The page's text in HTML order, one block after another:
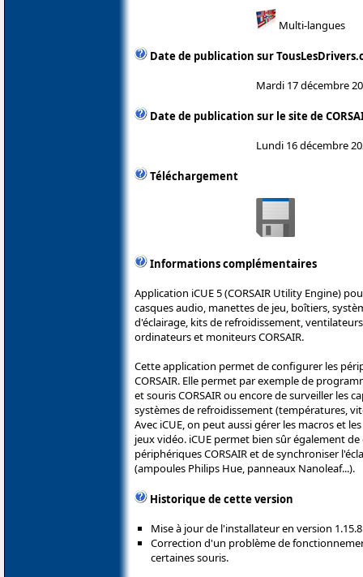
Multi-langues
Date de publication sur
Mardi 17 décembre
Date de publication sur le site de
Lundi 16 décembre
Téléchargement
Informations complémentaires
Application iCUE 5 (CORSAIR Utility Engine)
casques audio, manettes de jeu, boîtiers,
d'éclairage, kits de refroidissement,
ordinateurs et moniteurs CORSAIR.
Cette application permet de configurer les
CORSAIR. Elle permet par exemple de
et souris CORSAIR ou encore de surveiller les
systèmes de refroidissement (températures,
Avec iCUE, on peut aussi gérer les macros et
jeux vidéo. iCUE permet bien sûr également
périphériques CORSAIR et de synchroniser
(ampoules Philips Hue, panneaux Nanoleaf...).
Historique de cette version
Mise à jour de l'installateur en version
Correction d'un problème de
certaines souris.